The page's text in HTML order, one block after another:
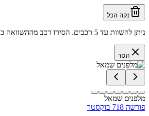
נקה הכל
ניתן להשוות עד 5 רכבים. הסירו רכב מההשוואה כדי להוסיף אחר.
הסר
מלפנים שמאל
פורשה 718 בוקסטר